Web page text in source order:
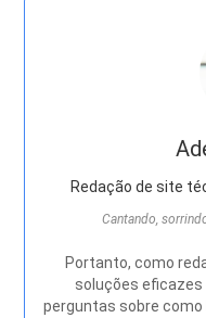
Redação de site
Cantando,
Portanto, como
soluções eficazes
perguntas sobre